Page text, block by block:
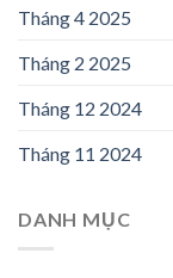
Tháng 4 2025
Tháng 2 2025
Tháng 12 2024
Tháng 11 2024
DANH MỤC